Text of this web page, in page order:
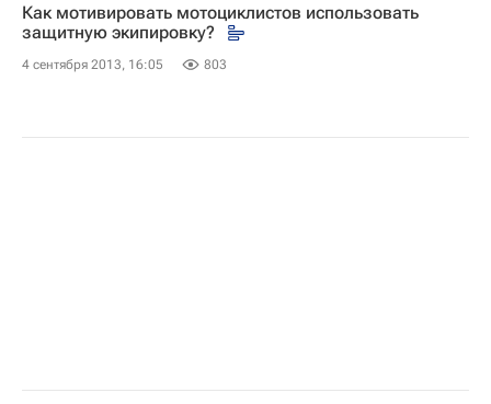
Администрация президента России
Селигер
Как мотивировать мотоциклистов использовать
защитную экипировку?
4 сентября 2013, 16:05 803